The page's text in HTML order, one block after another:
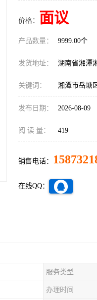
价格： 面议
产品数量： 9999.00个
发货地址： 湖南省湘潭
关键词： 湘潭市岳塘
发布日期： 2026-08-09
阅 读 量： 419
销售电话：
在线QQ：
服务类型
办理时间